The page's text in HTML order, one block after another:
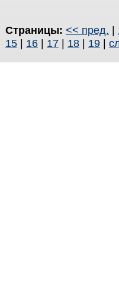
Страницы: << пред. |
15 | 16 | 17 | 18 | 19 |